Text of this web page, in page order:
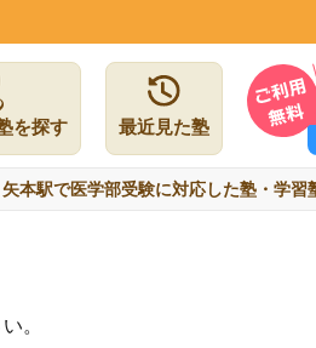
を探す 最近見た塾
矢本駅で医学部受験に対応した塾・学習
。